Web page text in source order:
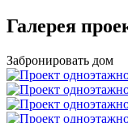
Галерея
Забронировать дом